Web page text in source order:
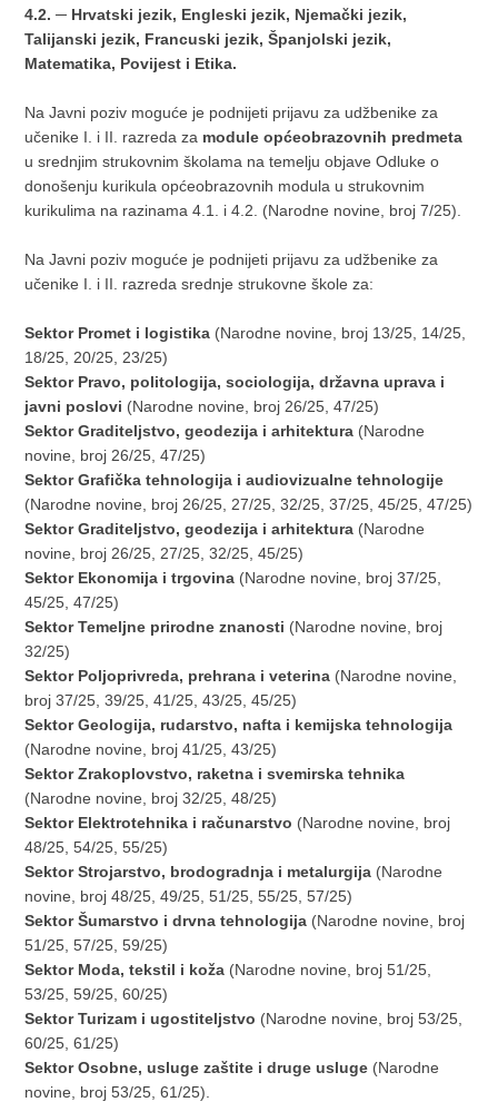
4.2. ─ Hrvatski jezik, Engleski jezik, Njemački jezik,
Talijanski jezik, Francuski jezik, Španjolski jezik,
Matematika, Povijest i Etika.
Na Javni poziv moguće je podnijeti prijavu za udžbenike za
učenike I. i II. razreda za module općeobrazovnih predmeta
u srednjim strukovnim školama na temelju objave Odluke o
donošenju kurikula općeobrazovnih modula u strukovnim
kurikulima na razinama 4.1. i 4.2. (Narodne novine, broj 7/25).
Na Javni poziv moguće je podnijeti prijavu za udžbenike za
učenike I. i II. razreda srednje strukovne škole za:
Sektor Promet i logistika (Narodne novine, broj 13/25, 14/25,
18/25, 20/25, 23/25)
Sektor Pravo, politologija, sociologija, državna uprava i
javni poslovi (Narodne novine, broj 26/25, 47/25)
Sektor Graditeljstvo, geodezija i arhitektura (Narodne
novine, broj 26/25, 47/25)
Sektor Grafička tehnologija i audiovizualne tehnologije
(Narodne novine, broj 26/25, 27/25, 32/25, 37/25, 45/25, 47/25)
Sektor Graditeljstvo, geodezija i arhitektura (Narodne
novine, broj 26/25, 27/25, 32/25, 45/25)
Sektor Ekonomija i trgovina (Narodne novine, broj 37/25,
45/25, 47/25)
Sektor Temeljne prirodne znanosti (Narodne novine, broj
32/25)
Sektor Poljoprivreda, prehrana i veterina (Narodne novine,
broj 37/25, 39/25, 41/25, 43/25, 45/25)
Sektor Geologija, rudarstvo, nafta i kemijska tehnologija
(Narodne novine, broj 41/25, 43/25)
Sektor Zrakoplovstvo, raketna i svemirska tehnika
(Narodne novine, broj 32/25, 48/25)
Sektor Elektrotehnika i računarstvo (Narodne novine, broj
48/25, 54/25, 55/25)
Sektor Strojarstvo, brodogradnja i metalurgija (Narodne
novine, broj 48/25, 49/25, 51/25, 55/25, 57/25)
Sektor Šumarstvo i drvna tehnologija (Narodne novine, broj
51/25, 57/25, 59/25)
Sektor Moda, tekstil i koža (Narodne novine, broj 51/25,
53/25, 59/25, 60/25)
Sektor Turizam i ugostiteljstvo (Narodne novine, broj 53/25,
60/25, 61/25)
Sektor Osobne, usluge zaštite i druge usluge (Narodne
novine, broj 53/25, 61/25).